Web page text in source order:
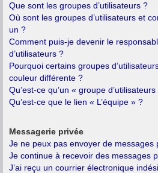
Que sont les groupes d’utilisateurs ?
Où sont les groupes d’utilisateurs et
un ?
Comment puis-je devenir le
d’utilisateurs ?
Pourquoi certains groupes
couleur différente ?
Qu’est-ce qu’un « groupe
Qu’est-ce que le lien « L’équipe » ?
Messagerie privée
Je ne peux pas envoyer de messages
Je continue à recevoir des messages
J’ai reçu un courrier électronique